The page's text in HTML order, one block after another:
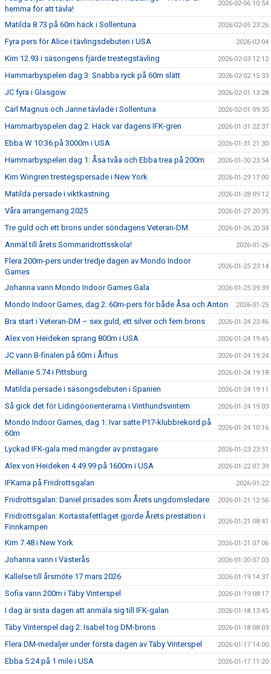
hemma för att tävla!
2026-02-06 10:54
Matilda 8.73 på 60m häck i Sollentuna 2026-02-05 23:26
Fyra pers för Alice i tävlingsdebuten i USA 2026-02-04
Kim 12.93 i säsongens fjärde trestegstävling 2026-02-03 12:12
Hammarbyspelen dag 3: Snabba ryck på 60m slätt 2026-02-02 15:33
JC fyra i Glasgow 2026-02-01 13:28
Carl Magnus och Janne tävlade i Sollentuna 2026-02-01 09:30
Hammarbyspelen dag 2: Häck var dagens IFK-gren 2026-01-31 22:37
Ebba W 10:36 på 3000m i USA 2026-01-31 21:30
Hammarbyspelen dag 1: Åsa tvåa och Ebba trea på 200m 2026-01-30 23:54
Kim Wingren trestegspersade i New York 2026-01-29 17:00
Matilda persade i viktkastning 2026-01-28 09:12
Våra arrangemang 2025 2026-01-27 20:35
Tre guld och ett brons under söndagens Veteran-DM 2026-01-26 20:34
Anmäl till årets Sommaridrottsskola! 2026-01-26
Flera 200m-pers under tredje dagen av Mondo Indoor
Games
2026-01-25 23:14
Johanna vann Mondo Indoor Games Gala 2026-01-25 09:39
Mondo Indoor Games, dag 2: 60m-pers för både Åsa och Anton 2026-01-25
Bra start i Veteran-DM – sex guld, ett silver och fem brons 2026-01-24 23:46
Alex von Heideken sprang 800m i USA 2026-01-24 19:45
JC vann B-finalen på 60m i Århus 2026-01-24 19:24
Mellanie 5.74 i Pittsburg 2026-01-24 19:18
Matilda persade i säsongsdebuten i Spanien 2026-01-24 19:11
Så gick det för Lidingöorienterarna i Vinthundsvintern 2026-01-24 19:03
Mondo Indoor Games, dag 1: Ivar satte P17-klubbrekord på
60m
2026-01-24 10:16
Lyckad IFK-gala med mängder av pristagare 2026-01-23 23:51
Alex von Heideken 4.49.99 på 1600m i USA 2026-01-22 07:39
IFKarna på Friidrottsgalan 2026-01-22
Friidrottsgalan: Daniel prisades som Årets ungdomsledare 2026-01-21 12:56
Friidrottsgalan: Kortastafettlaget gjorde Årets prestation i
Finnkampen
2026-01-21 08:41
Kim 7.48 i New York 2026-01-21 07:06
Johanna vann i Västerås 2026-01-20 07:03
Kallelse till årsmöte 17 mars 2026 2026-01-19 14:37
Sofia vann 200m i Täby Vinterspel 2026-01-19 08:17
I dag är sista dagen att anmäla sig till IFK-galan 2026-01-18 13:45
Täby Vinterspel dag 2: Isabel tog DM-brons 2026-01-18 08:03
Flera DM-medaljer under första dagen av Täby Vinterspel 2026-01-17 14:00
Ebba 5:24 på 1 mile i USA 2026-01-17 11:20